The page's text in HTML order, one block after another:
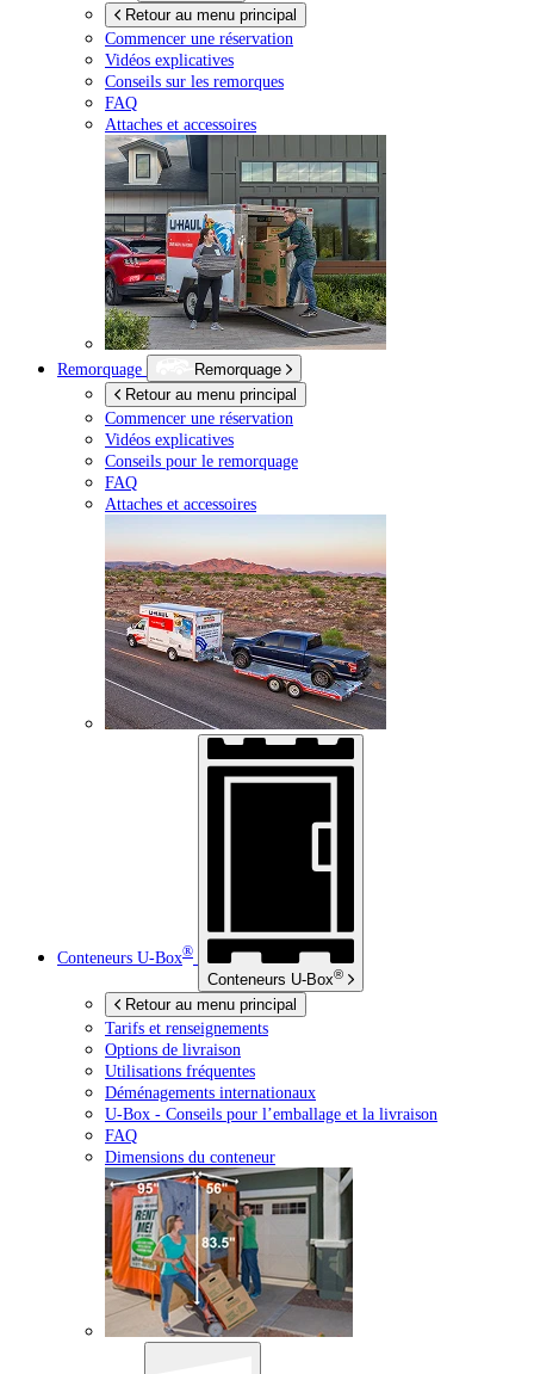
Retour au menu principal
Commencer une réservation
Vidéos explicatives
Conseils sur les remorques
FAQ
Attaches et accessoires
Remorquage
Remorquage
Retour au menu principal
Commencer une réservation
Vidéos explicatives
Conseils pour le remorquage
FAQ
Attaches et accessoires
Conteneurs U-Box®
Conteneurs U-Box®
Retour au menu principal
Tarifs et renseignements
Options de livraison
Utilisations fréquentes
Déménagements internationaux
U-Box - Conseils pour l’emballage et la livraison
FAQ
Dimensions du conteneur